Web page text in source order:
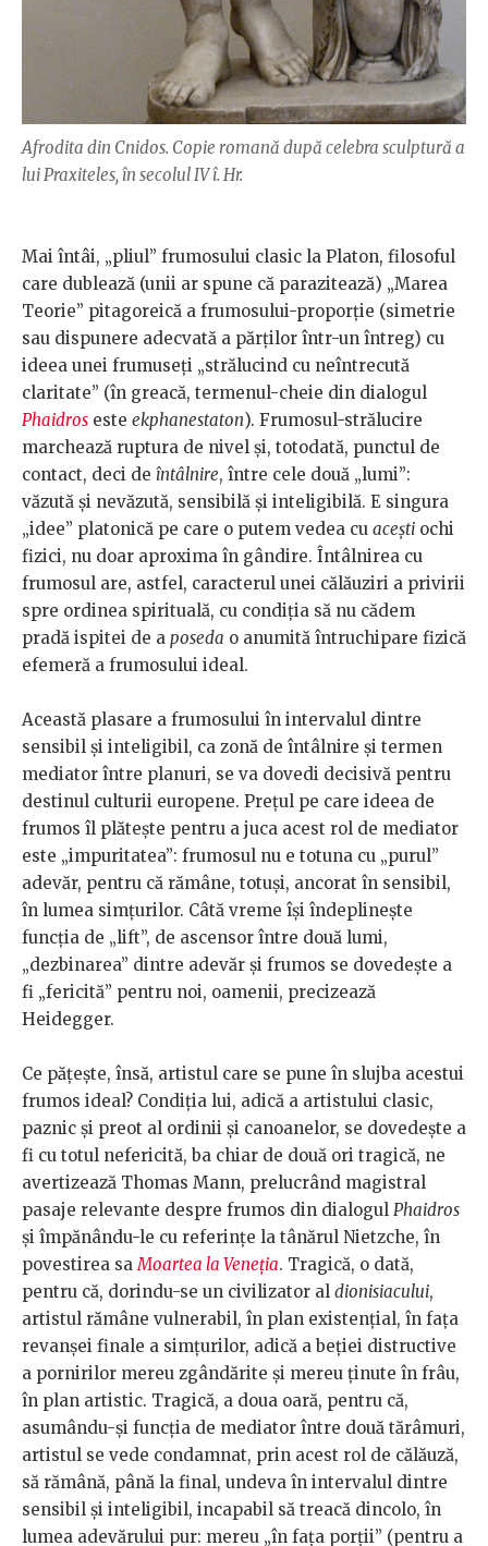
Afrodita din Cnidos. Copie romană după celebra sculptură a
lui Praxiteles, în secolul IV î. Hr.
Mai întâi, „pliul” frumosului clasic la Platon, filosoful
care dublează (unii ar spune că parazitează) „Marea
Teorie” pitagoreică a frumosului-proporţie (simetrie
sau dispunere adecvată a părţilor într-un întreg) cu
ideea unei frumuseţi „strălucind cu neîntrecută
claritate” (în greacă, termenul-cheie din dialogul
Phaidros este ekphanestaton). Frumosul-strălucire
marchează ruptura de nivel şi, totodată, punctul de
contact, deci de întâlnire, între cele două „lumi”:
văzută şi nevăzută, sensibilă şi inteligibilă. E singura
„idee” platonică pe care o putem vedea cu aceşti ochi
fizici, nu doar aproxima în gândire. Întâlnirea cu
frumosul are, astfel, caracterul unei călăuziri a privirii
spre ordinea spirituală, cu condiţia să nu cădem
pradă ispitei de a poseda o anumită întruchipare fizică
efemeră a frumosului ideal.
Această plasare a frumosului în intervalul dintre
sensibil şi inteligibil, ca zonă de întâlnire şi termen
mediator între planuri, se va dovedi decisivă pentru
destinul culturii europene. Preţul pe care ideea de
frumos îl plăteşte pentru a juca acest rol de mediator
este „impuritatea”: frumosul nu e totuna cu „purul”
adevăr, pentru că rămâne, totuşi, ancorat în sensibil,
în lumea simţurilor. Câtă vreme îşi îndeplineşte
funcţia de „lift”, de ascensor între două lumi,
„dezbinarea” dintre adevăr şi frumos se dovedeşte a
fi „fericită” pentru noi, oamenii, precizează
Heidegger.
Ce păţeşte, însă, artistul care se pune în slujba acestui
frumos ideal? Condiţia lui, adică a artistului clasic,
paznic şi preot al ordinii şi canoanelor, se dovedeşte a
fi cu totul nefericită, ba chiar de două ori tragică, ne
avertizează Thomas Mann, prelucrând magistral
pasaje relevante despre frumos din dialogul Phaidros
şi împănându-le cu referinţe la tânărul Nietzche, în
povestirea sa Moartea la Veneţia. Tragică, o dată,
pentru că, dorindu-se un civilizator al dionisiacului,
artistul rămâne vulnerabil, în plan existenţial, în faţa
revanşei finale a simţurilor, adică a beţiei distructive
a pornirilor mereu zgândărite şi mereu ţinute în frâu,
în plan artistic. Tragică, a doua oară, pentru că,
asumându-şi funcţia de mediator între două tărâmuri,
artistul se vede condamnat, prin acest rol de călăuză,
să rămână, până la final, undeva în intervalul dintre
sensibil şi inteligibil, incapabil să treacă dincolo, în
lumea adevărului pur: mereu „în faţa porţii” (pentru a